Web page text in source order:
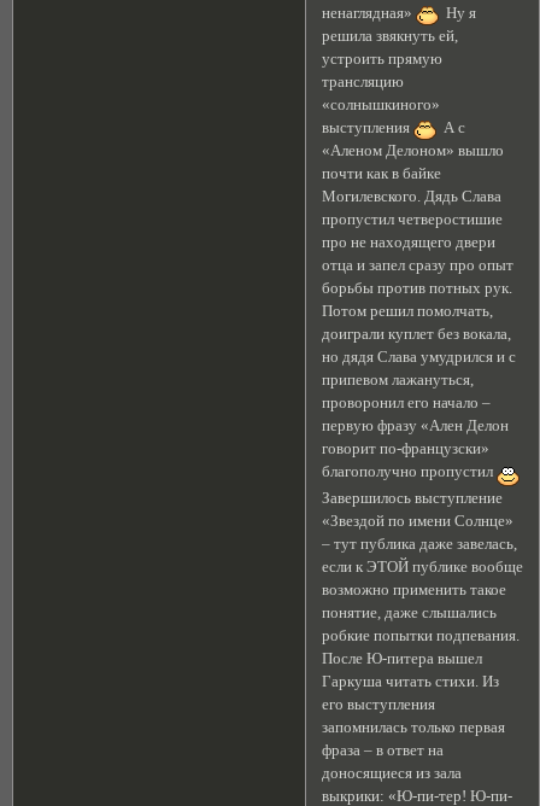
ненаглядная»
Ну я
решила звякнуть ей,
устроить прямую
трансляцию
«солнышкиного»
выступления
А с
«Аленом Делоном» вышло
почти как в байке
Могилевского. Дядь Слава
пропустил четверостишие
про не находящего двери
отца и запел сразу про опыт
борьбы против потных рук.
Потом решил помолчать,
доиграли куплет без вокала,
но дядя Слава умудрился и с
припевом лажануться,
проворонил его начало –
первую фразу «Ален Делон
говорит по-французски»
благополучно пропустил
Завершилось выступление
«Звездой по имени Солнце»
– тут публика даже завелась,
если к ЭТОЙ публике вообще
возможно применить такое
понятие, даже слышались
робкие попытки подпевания.
После Ю-питера вышел
Гаркуша читать стихи. Из
его выступления
запомнилась только первая
фраза – в ответ на
доносящиеся из зала
выкрики: «Ю-пи-тер! Ю-пи-